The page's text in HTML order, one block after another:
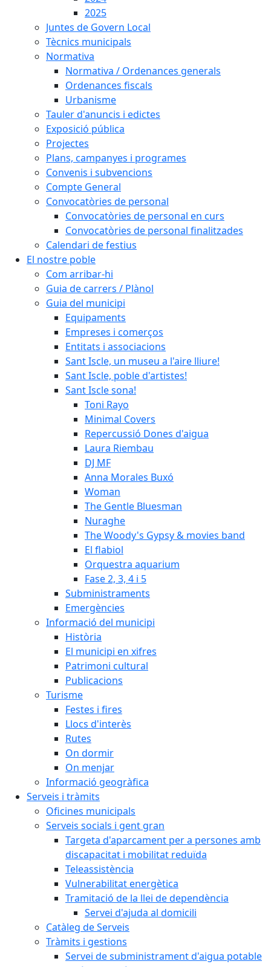
2025
Juntes de Govern Local
Tècnics municipals
Normativa
Normativa / Ordenances generals
Ordenances fiscals
Urbanisme
Tauler d'anuncis i edictes
Exposició pública
Projectes
Plans, campanyes i programes
Convenis i subvencions
Compte General
Convocatòries de personal
Convocatòries de personal en curs
Convocatòries de personal finalitzades
Calendari de festius
El nostre poble
Com arribar-hi
Guia de carrers / Plànol
Guia del municipi
Equipaments
Empreses i comerços
Entitats i associacions
Sant Iscle, un museu a l'aire lliure!
Sant Iscle, poble d'artistes!
Sant Iscle sona!
Toni Rayo
Minimal Covers
Repercussió Dones d'aigua
Laura Riembau
DJ MF
Anna Morales Buxó
Woman
The Gentle Bluesman
Nuraghe
The Woody's Gypsy & movies band
El flabiol
Orquestra aquarium
Fase 2, 3, 4 i 5
Subministraments
Emergències
Informació del municipi
Història
El municipi en xifres
Patrimoni cultural
Publicacions
Turisme
Festes i fires
Llocs d'interès
Rutes
On dormir
On menjar
Informació geogràfica
Serveis i tràmits
Oficines municipals
Serveis socials i gent gran
Targeta d'aparcament per a persones amb
discapacitat i mobilitat reduïda
Teleassistència
Vulnerabilitat energètica
Tramitació de la llei de dependència
Servei d'ajuda al domicili
Catàleg de Serveis
Tràmits i gestions
Servei de subministrament d'aigua potable